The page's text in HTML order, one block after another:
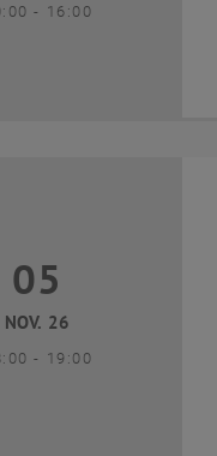
- bis
16:00
November 2026
05
NOV. 26
- bis
19:00